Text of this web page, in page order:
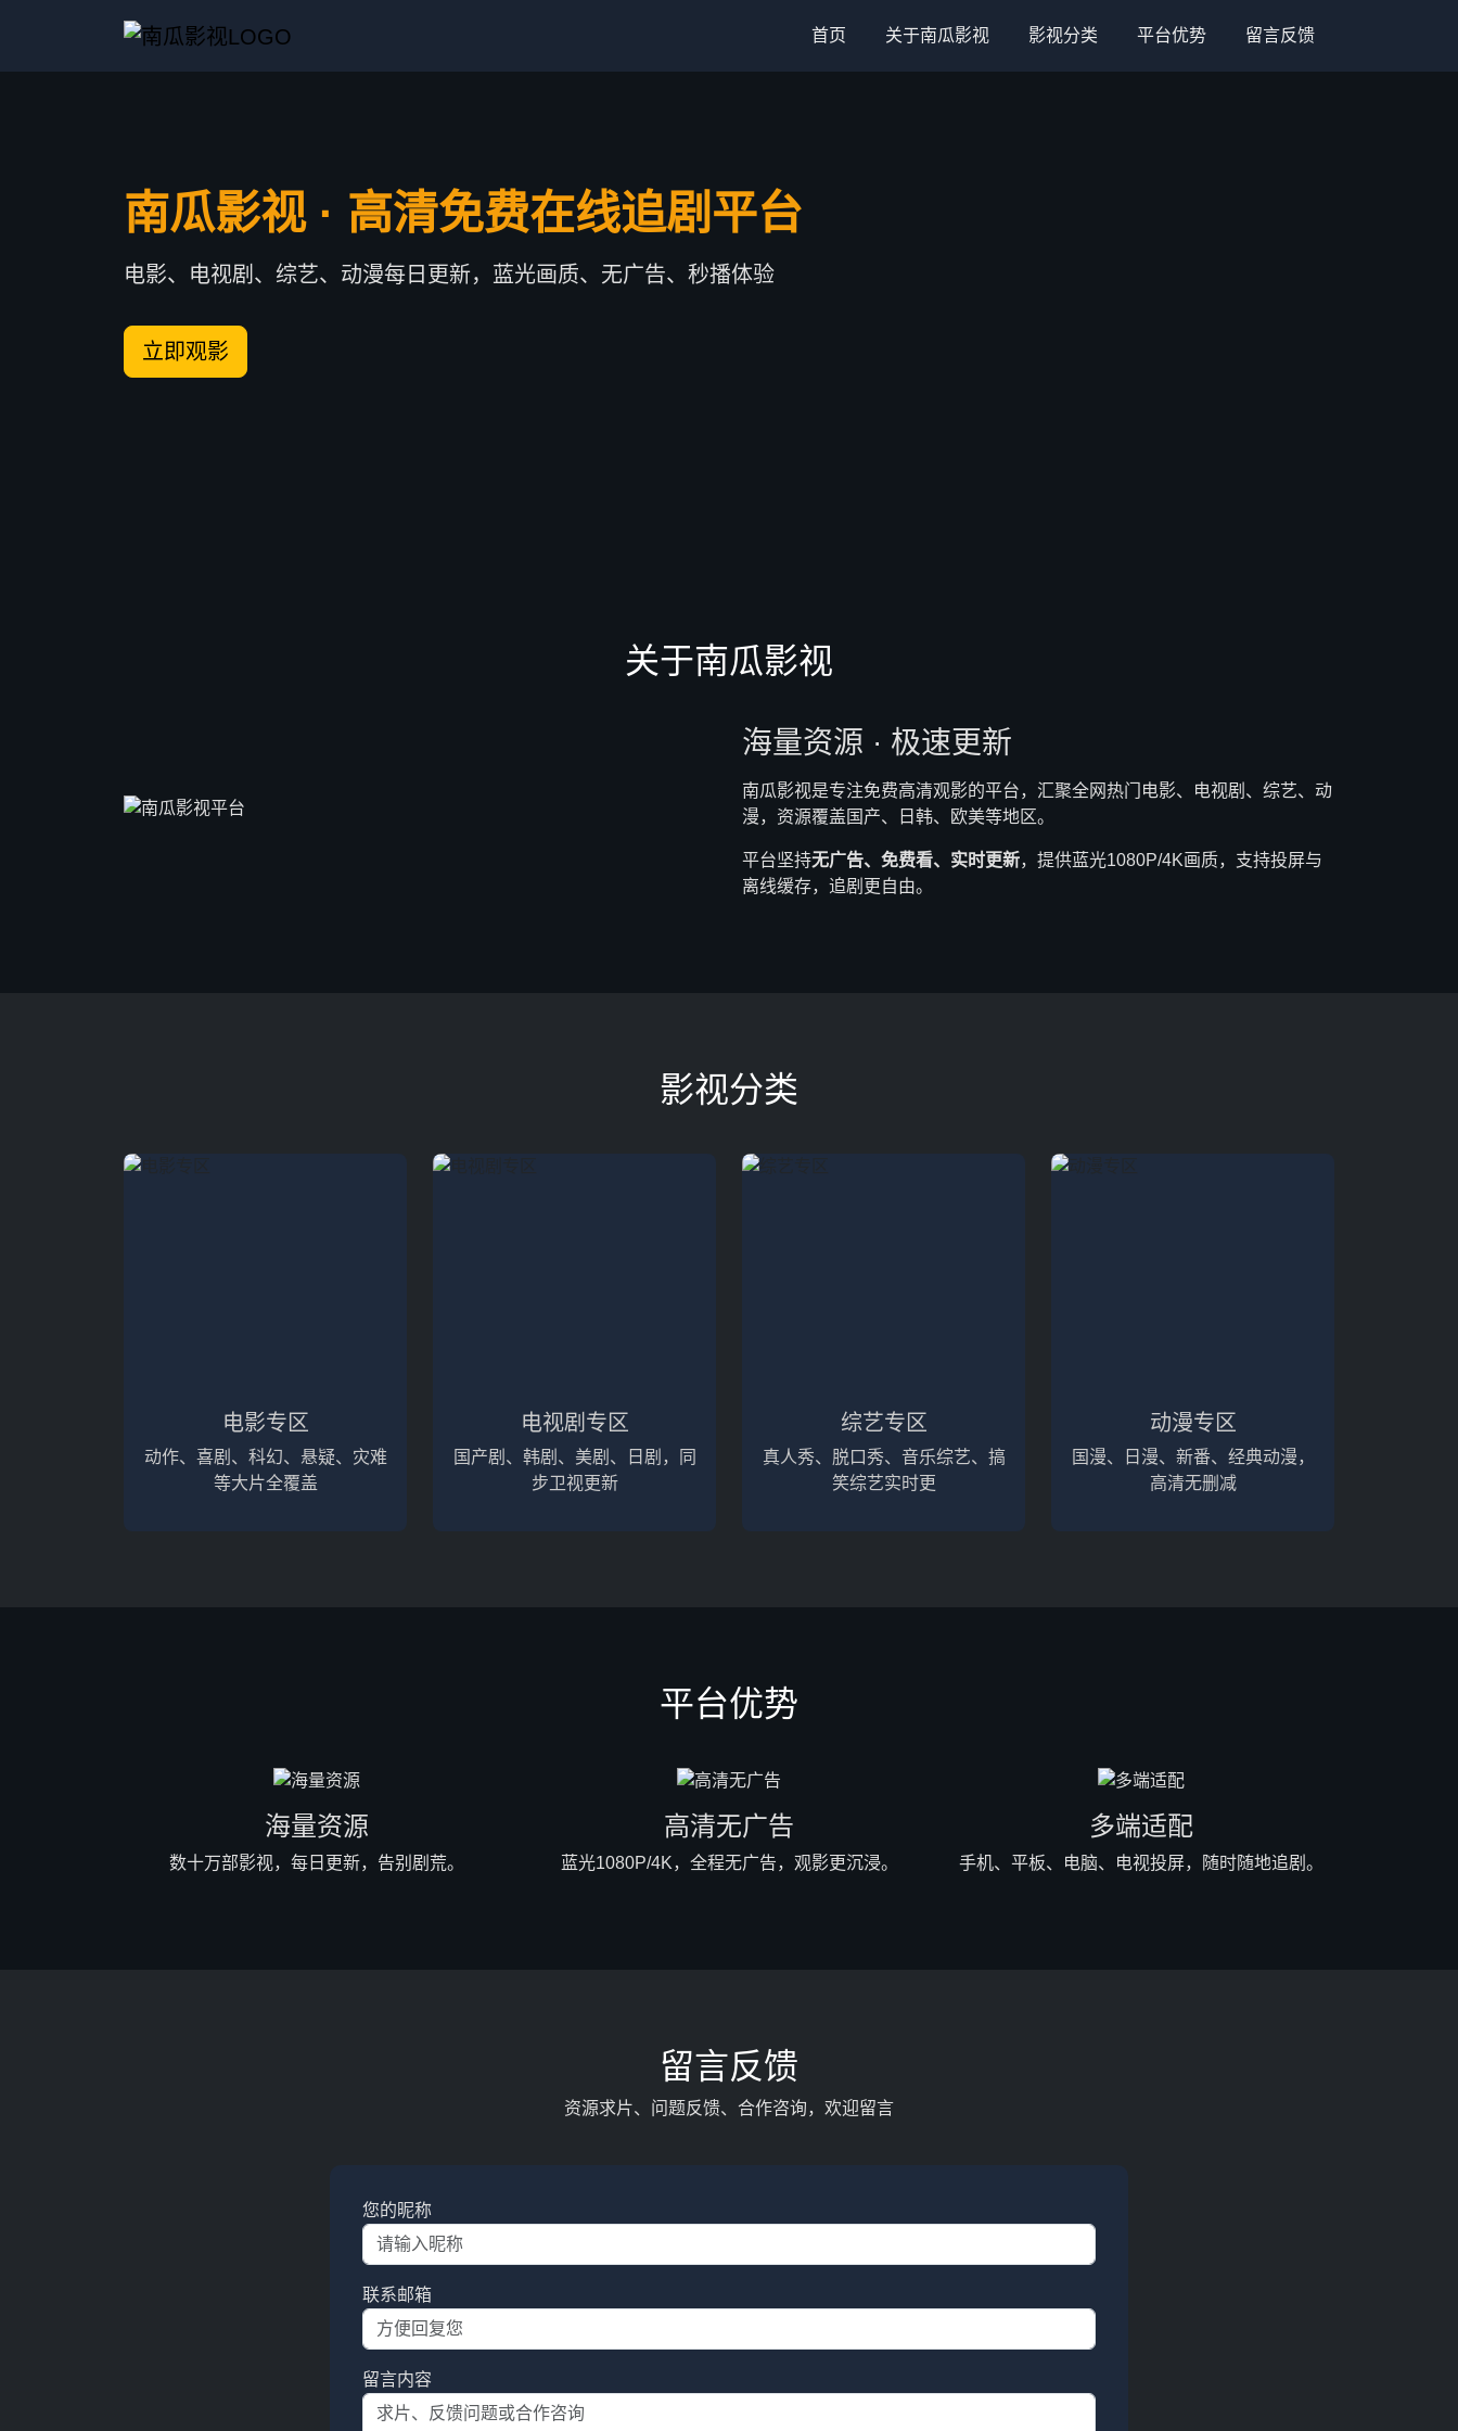
首页 关于南瓜影视 影视分类 平台优势 留言反馈
南瓜影视 · 高清免费在线追剧平台
电影、电视剧、综艺、动漫每日更新，蓝光画质、无广告、秒播体验
立即观影
关于南瓜影视
海量资源 · 极速更新
南瓜影视是专注免费高清观影的平台，汇聚全网热门电影、电视剧、综艺、动
漫，资源覆盖国产、日韩、欧美等地区。
平台坚持无广告、免费看、实时更新，提供蓝光1080P/4K画质，支持投屏与
离线缓存，追剧更自由。
影视分类
电影专区
动作、喜剧、科幻、悬疑、灾难
等大片全覆盖
电视剧专区
国产剧、韩剧、美剧、日剧，同
步卫视更新
综艺专区
真人秀、脱口秀、音乐综艺、搞
笑综艺实时更
动漫专区
国漫、日漫、新番、经典动漫，
高清无删减
平台优势
海量资源
数十万部影视，每日更新，告别剧荒。
高清无广告
蓝光1080P/4K，全程无广告，观影更沉浸。
多端适配
手机、平板、电脑、电视投屏，随时随地追剧。
留言反馈
资源求片、问题反馈、合作咨询，欢迎留言
您的昵称
联系邮箱
留言内容